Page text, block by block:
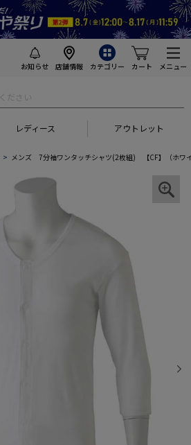
お知らせ 店舗情報 カテゴリー カート メニュー
レディース アウトレット
メンズ 7分袖ワンタッチシャツ(2枚組) 【CF】（ホワ